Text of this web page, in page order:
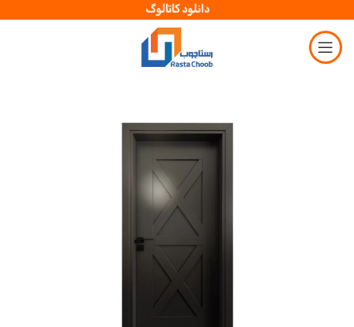
دانلود کاتالوگ